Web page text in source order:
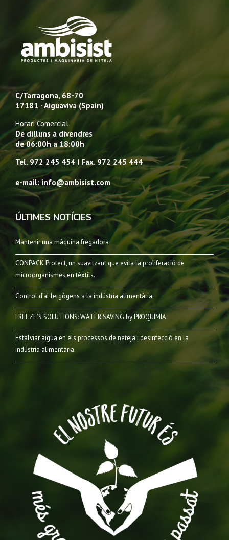
C/Tarragona, 68-70
17181 · Aiguaviva (Spain)
Horari Comercial
De dilluns a divendres
de 06:00h a 18:00h
Tel. 972 245 454 I Fax. 972 245 444
e-mail: info@ambisist.com
ÚLTIMES NOTÍCIES
Mantenir una màquina fregadora
CONPACK Protect, un suavitzant que evita la proliferació de
microorganismes en tèxtils.
Control d’al·lergògens a la indústria alimentària.
FREEZE’S SOLUTIONS: WATER SAVING by PROQUIMIA.
Estalviar aigua en els processos de neteja i desinfecció en la
indústria alimentària.